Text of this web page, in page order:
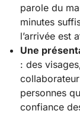
parole du
minutes
l’arrivée est
Une
: des
personnes
confiance